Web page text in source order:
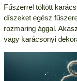
Fűszerrel töltött
díszeket egész
rozmaring ággal.
vagy karácsonyi